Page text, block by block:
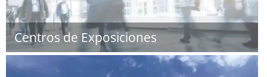
Centros de Exposiciones